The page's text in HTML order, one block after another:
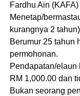
Fardhu Ain
Menetap/
kurangnya 2
Berumur 25 tahun
permohonan.
Pendapatan/elaun
RM 1,000.00 dan
Bukan seorang